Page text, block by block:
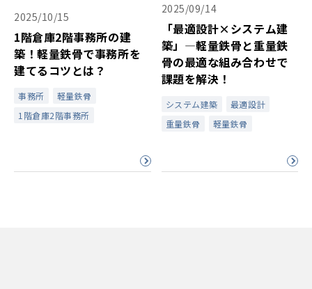
2025/10/15
1階倉庫2階事務所の建
築！軽量鉄骨で事務所を
建てるコツとは？
事務所
軽量鉄骨
1階倉庫2階事務所
2025/09/14
「最適設計×システム建
築」―軽量鉄骨と重量鉄
骨の最適な組み合わせで
課題を解決！
システム建築
最適設計
重量鉄骨
軽量鉄骨